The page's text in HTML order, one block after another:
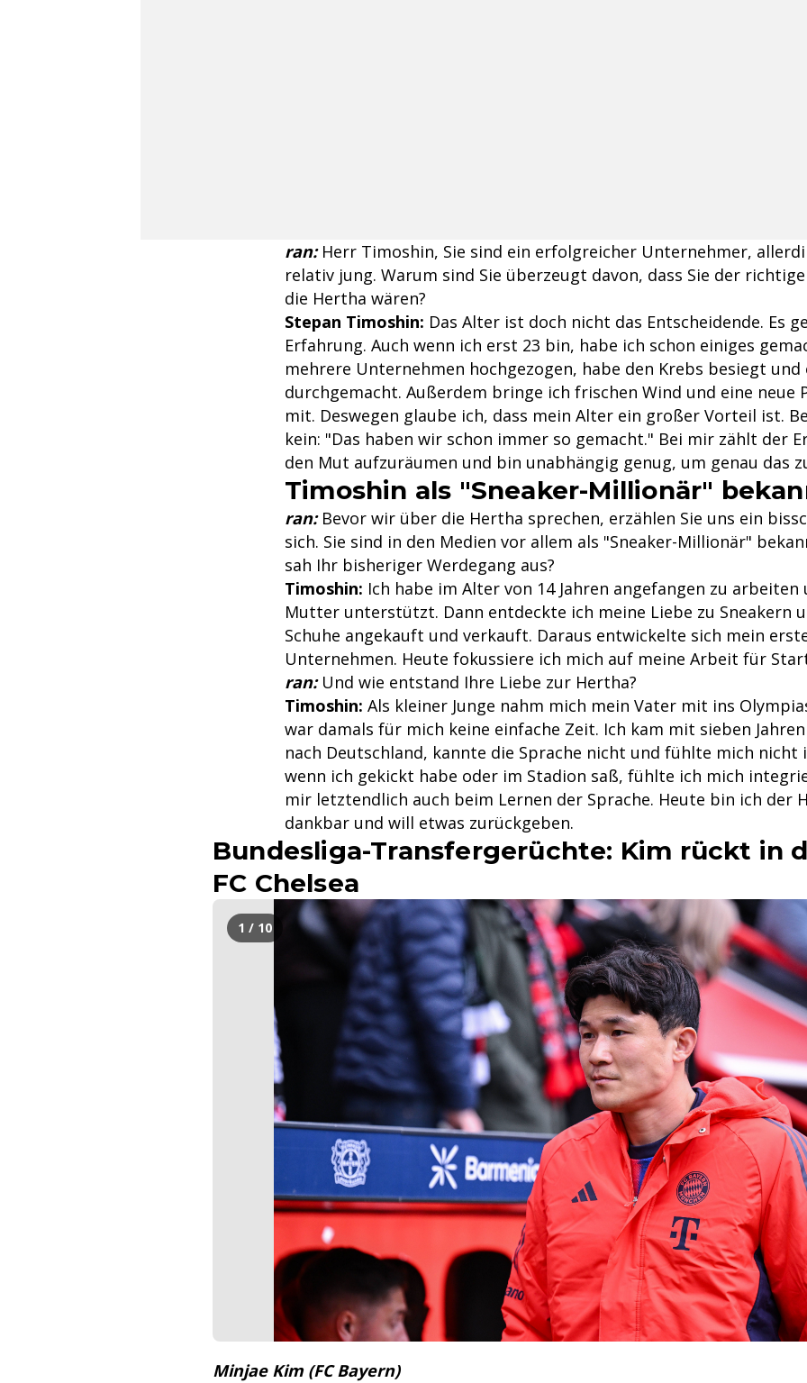
ran:Herr Timoshin, Sie sind ein erfolgreicher Unternehmer,
relativ jung. Warum sind Sie überzeugt davon, dass Sie der
die Hertha wären?
Stepan Timoshin: Das Alter ist doch nicht das Entscheidende. Es
Erfahrung. Auch wenn ich erst 23 bin, habe ich schon einiges
mehrere Unternehmen hochgezogen, habe den Krebs besiegt und
durchgemacht. Außerdem bringe ich frischen Wind und eine neue
mit. Deswegen glaube ich, dass mein Alter ein großer Vorteil ist.
kein: "Das haben wir schon immer so gemacht." Bei mir zählt der
den Mut aufzuräumen und bin unabhängig genug, um genau das
Timoshin als "Sneaker-Millionär"
ran:Bevor wir über die Hertha sprechen, erzählen Sie uns ein
sich. Sie sind in den Medien vor allem als "Sneaker-Millionär"
sah Ihr bisheriger Werdegang aus?
Timoshin: Ich habe im Alter von 14 Jahren angefangen zu arbeiten
Mutter unterstützt. Dann entdeckte ich meine Liebe zu Sneakern
Schuhe angekauft und verkauft. Daraus entwickelte sich mein
Unternehmen. Heute fokussiere ich mich auf meine Arbeit für
ran:Und wie entstand Ihre Liebe zur Hertha?
Timoshin: Als kleiner Junge nahm mich mein Vater mit ins
war damals für mich keine einfache Zeit. Ich kam mit sieben
nach Deutschland, kannte die Sprache nicht und fühlte mich
wenn ich gekickt habe oder im Stadion saß, fühlte ich mich
mir letztendlich auch beim Lernen der Sprache. Heute bin ich der
dankbar und will etwas zurückgeben.
Bundesliga-Transfergerüchte: Kim rückt in
FC Chelsea
Minjae Kim (FC Bayern)
1 / 10